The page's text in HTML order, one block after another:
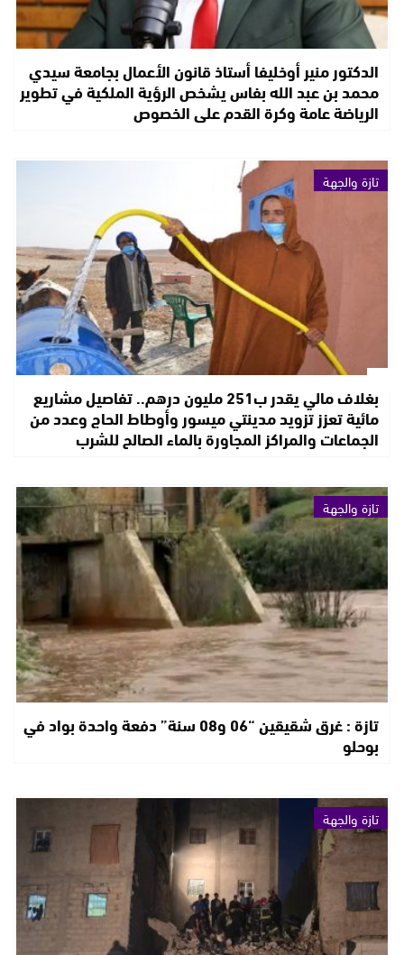
الدكتور منير أوخليفا أستاذ قانون الأعمال بجامعة سيدي
محمد بن عبد الله بفاس يشخص الرؤية الملكية في تطوير
الرياضة عامة وكرة القدم على الخصوص
تازة والجهة
بغلاف مالي يقدر ب251 مليون درهم.. تفاصيل مشاريع
مائية تعزز تزويد مدينتي ميسور وأوطاط الحاج وعدد من
الجماعات والمراكز المجاورة بالماء الصالح للشرب
تازة والجهة
تازة : غرق شقيقين “06 و08 سنة” دفعة واحدة بواد في
بوحلو
تازة والجهة